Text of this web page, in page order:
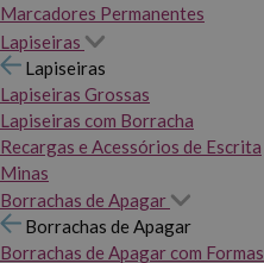
Marcadores Permanentes
Lapiseiras
Lapiseiras
Lapiseiras Grossas
Lapiseiras com Borracha
Recargas e Acessórios de Escrita
Minas
Borrachas de Apagar
Borrachas de Apagar
Borrachas de Apagar com Formas